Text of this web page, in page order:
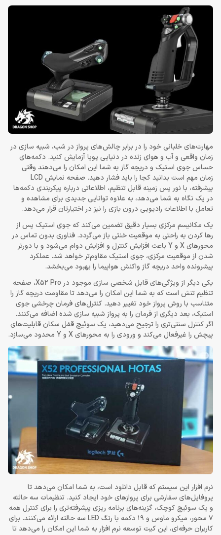
مهارت‌های خلبانی خود را در برابر چالش‌های پرواز در شب، شبیه سازی در
زمان واقعی و آب و هوای زنده در دنیایی پویا آزمایش کنید. دکمه‌های
حساس جوی استیک و دریچه گاز به شما این امکان را می‌دهند وقتی
زمان مهم است بدانید کجا را باید فشار دهید. صفحه نمایش LCD
پیشرفته، با نور پس زمینه قابل تنظیم، اطلاعاتی درباره پیکربندی دکمه‌ها
در یک نگاه به شما می‌دهد، به علاوه توانایی جدیدی برای مشاهده و
تعامل با اطلاعات رادیویی درون بازی را نیز در اختیارتان قرار می‌دهد.
یک مکانیسم مرکزی بسیار دقیق تضمین می‌کند که جوی استیک پس از
رها کردن به راحتی به موقعیت خنثی باز می‌گردد. فناوری بدون تماس در
محورهای X و Y باعث افزایش کنترل و افزایش دوام می‌شود و با دورتر
شدن از موقعیت مرکزی، جوی استیک مقاوم‌تر خواهد شد. عملکرد
پیشرونده واحد دریچه گاز واکنش هواپیما را بهبود می‌بخشد.
یکی دیگر از ویژگی‌های قابل شخصی ‌سازی موجود در X52 Pro، صفحه
تنظیم تنش است که به شما این امکان را می‌دهد تا مقاومت دریچه گاز را
متناسب با روش پرواز خود تغییر دهید. کنترل‌های فرمان چرخشی جوی
استیک، بعد دیگری از فرمان را به پرواز شبیه ‌سازی شده اضافه می‌کنند.
اگر کنترل سنتی‌تری را ترجیح می‌دهید، یک سوئیچ قفل سکان قابلیت‌های
پیچش را غیرفعال می‌کند و ورودی را به محورهای X و Y محدود می‌سازد.
نرم افزار این سیستم که قابل دانلود است، به شما امکان می‌دهد تا
پروفایل‌های سفارشی برای پروازهای خود ایجاد کنید. تنظیمات سه حالته
و یک سوئیچ کوچک، گزینه‌های برنامه ریزی پیشرفته‌تری را برای کنترل همه
7 محور، میکرو ماوس و 19 دکمه با رنگ LED سه حالته ارائه می‌کنند. برای
کاربران حرفه‌ای، این کیت توسعه نرم افزار به شما این امکان را می‌دهد تا